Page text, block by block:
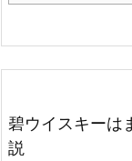
碧ウイスキーは
説